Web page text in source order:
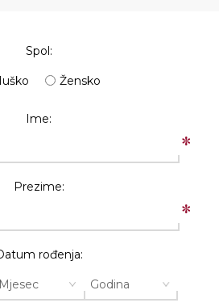
Spol:
Žensko
Ime:
*
Prezime:
*
rođenja: